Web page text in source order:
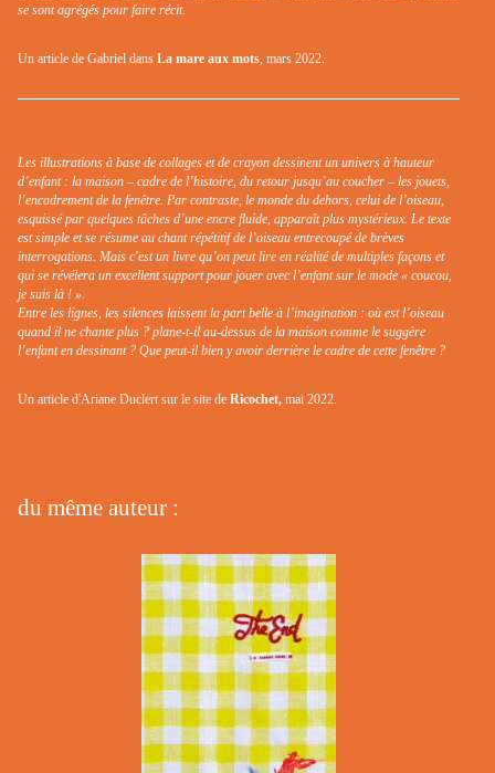
se sont agrégés pour faire récit.
Un article de Gabriel dans La mare aux mots , mars 2022.
Les illustrations à base de collages et de crayon dessinent un univers à hauteur
d’enfant : la maison – cadre de l’histoire, du retour jusqu’au coucher – les jouets,
l’encadrement de la fenêtre. Par contraste, le monde du dehors, celui de l’oiseau,
esquissé par quelques tâches d’une encre fluide, apparaît plus mystérieux. Le texte
est simple et se résume au chant répétitif de l’oiseau entrecoupé de brèves
interrogations. Mais c'est un livre qu’on peut lire en réalité de multiples façons et
qui se révélera un excellent support pour jouer avec l’enfant sur le mode « coucou,
je suis là ! ».
Entre les lignes, les silences laissent la part belle à l’imagination : où est l’oiseau
quand il ne chante plus ? plane-t-il au-dessus de la maison comme le suggère
l’enfant en dessinant ? Que peut-il bien y avoir derrière le cadre de cette fenêtre ?
Un article d'Ariane Duclert sur le site de Ricochet, mai 2022.
du même auteur :